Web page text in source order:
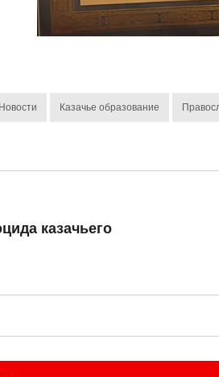
Новости Казачье образование
казачьего